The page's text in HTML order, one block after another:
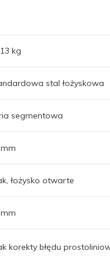
kg
stal łożyskowa
segmentowa
łożysko otwarte
korekty błędu